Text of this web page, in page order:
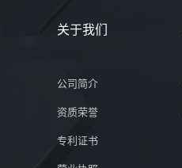
关于我们
公司简介
资质荣誉
专利证书